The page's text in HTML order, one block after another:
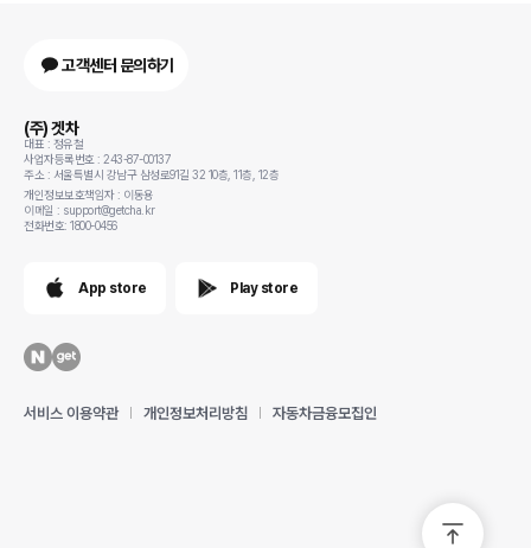
고객센터 문의하기
(주) 겟차
대표 : 정유철
사업자등록번호 : 243-87-00137
주소 : 서울특별시 강남구 삼성로91길 32 10층, 11층, 12층
개인정보보호책임자 : 이동용
이메일 : support@getcha.kr
전화번호: 1800-0456
App store Play store
서비스 이용약관 개인정보처리방침 자동차금융모집인